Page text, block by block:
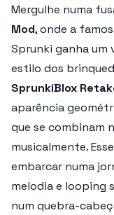
Mergulhe numa
Mod, onde a
Sprunki ganha um
estilo dos
SprunkiBlox
aparência
que se combinam
musicalmente.
embarcar numa
melodia e looping
num quebra-